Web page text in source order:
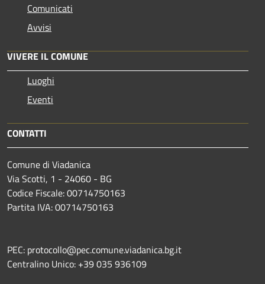
Comunicati
Avvisi
VIVERE IL COMUNE
Luoghi
Eventi
CONTATTI
Comune di Viadanica
Via Scotti, 1 - 24060 - BG
Codice Fiscale: 00714750163
Partita IVA: 00714750163
PEC: protocollo@pec.comune.viadanica.bg.it
Centralino Unico: +39 035 936109